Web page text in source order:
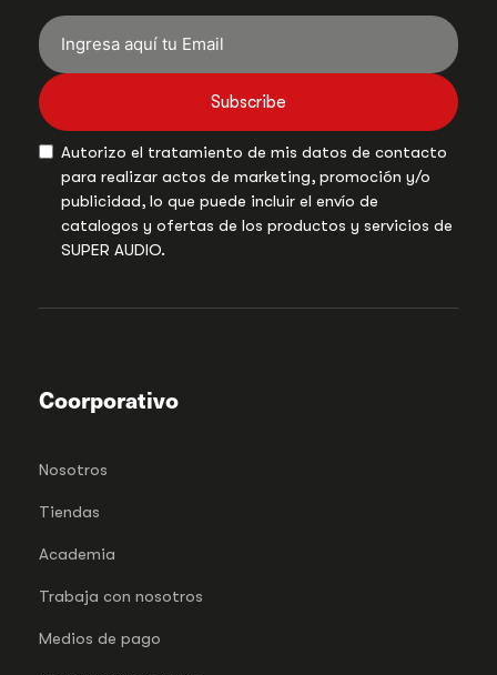
Subscribe
Autorizo el tratamiento de mis datos de contacto
para realizar actos de marketing, promoción y/o
publicidad, lo que puede incluir el envío de
catalogos y ofertas de los productos y servicios de
SUPER AUDIO.
Coorporativo
Nosotros
Tiendas
Academia
Trabaja con nosotros
Medios de pago